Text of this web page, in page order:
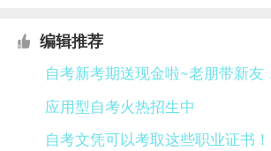
编辑推荐
自考新考期送现金啦~老朋带新友
应用型自考火热招生中
自考文凭可以考取这些职业证书！